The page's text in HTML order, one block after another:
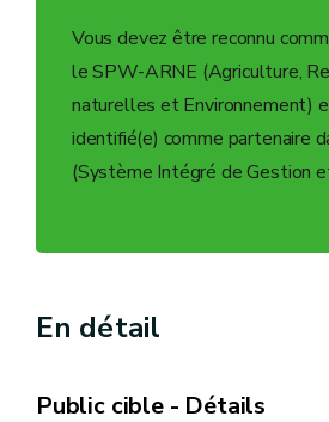
Vous devez être reconnu
le SPW-ARNE (Agriculture,
naturelles et Environnement)
identifié(e) comme partenaire
(Système Intégré de Gestion
En détail
Public cible - Détails